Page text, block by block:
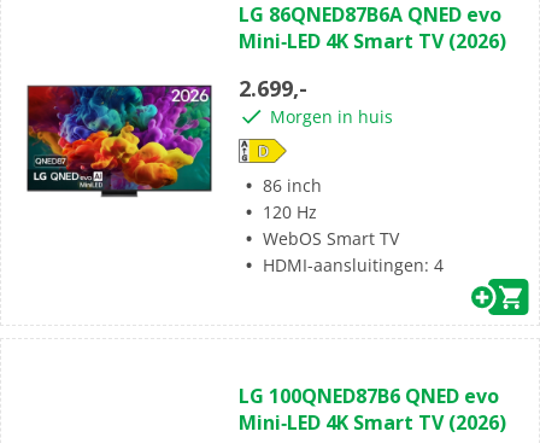
van
de
sterren.
LG 86QNED87B6A QNED evo
Mini‑LED 4K Smart TV (2026)
2.699,-
Morgen in huis
86 inch
120 Hz
WebOS Smart TV
HDMI-aansluitingen: 4
van
de
LG 100QNED87B6 QNED evo
Mini‑LED 4K Smart TV (2026)